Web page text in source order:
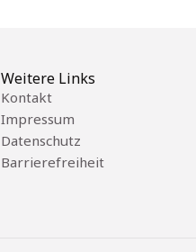
Weitere Links
Kontakt
Impressum
Datenschutz
Barrierefreiheit